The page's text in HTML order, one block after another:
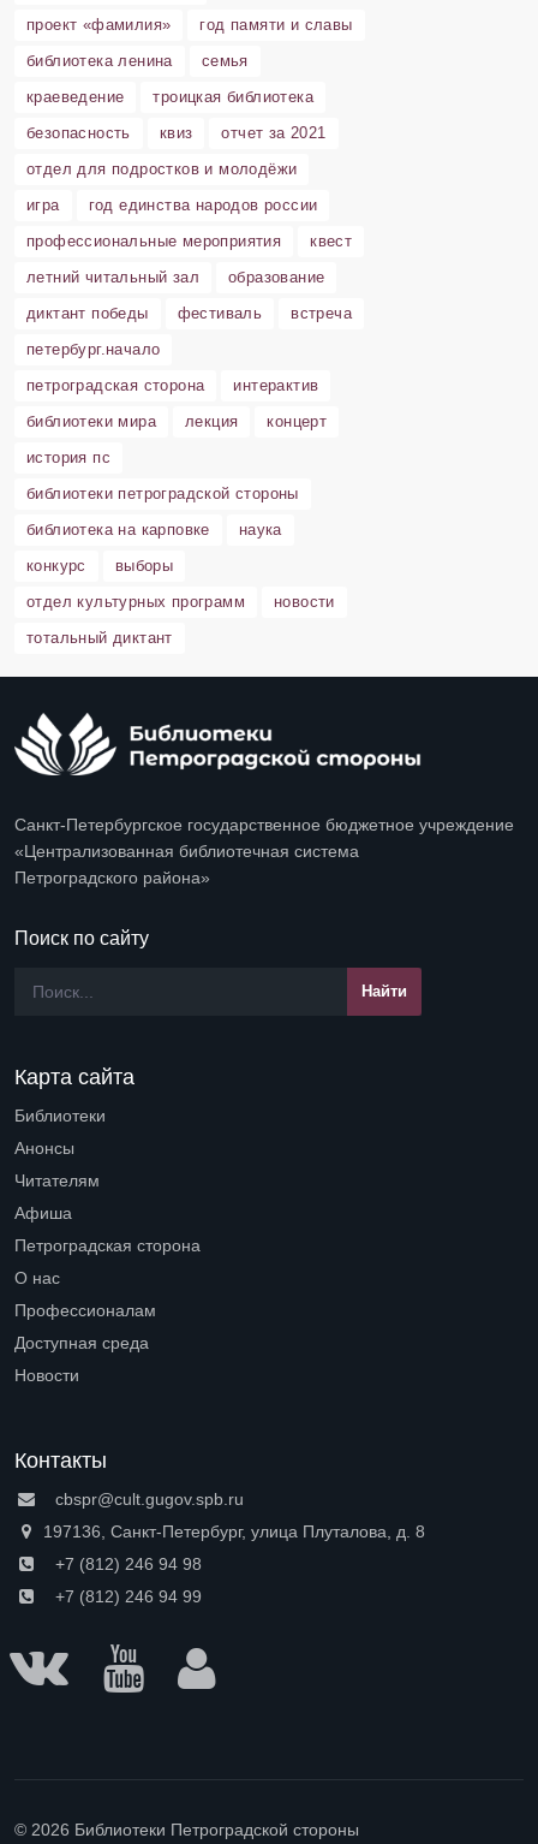
проект «фамилия»
год памяти и славы
библиотека ленина
семья
краеведение
троицкая библиотека
безопасность
квиз
отчет за 2021
отдел для подростков и молодёжи
игра
год единства народов россии
профессиональные мероприятия
квест
летний читальный зал
образование
диктант победы
фестиваль
встреча
петербург.начало
петроградская сторона
интерактив
библиотеки мира
лекция
концерт
история пс
библиотеки петроградской стороны
библиотека на карповке
наука
конкурс
выборы
отдел культурных программ
новости
тотальный диктант
Санкт-Петербургское государственное бюджетное учреждение
«Централизованная библиотечная система
Петроградского района»
Поиск по сайту
Карта сайта
Библиотеки
Анонсы
Читателям
Афиша
Петроградская сторона
О нас
Профессионалам
Доступная среда
Новости
Контакты
cbspr@cult.gugov.spb.ru
197136, Санкт-Петербург, улица Плуталова, д. 8
+7 (812) 246 94 98
+7 (812) 246 94 99
© 2026 Библиотеки Петроградской стороны